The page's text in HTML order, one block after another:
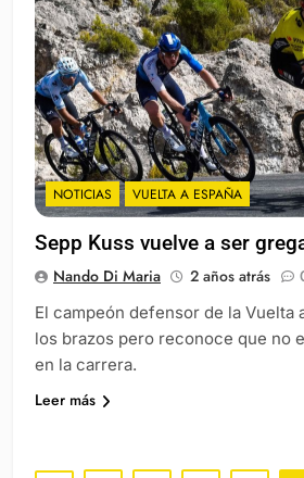
NOTICIAS VUELTA A ESPAÑA
Sepp Kuss vuelve a ser
Nando Di Maria 2 años atrás
El campeón defensor de la Vuelta
los brazos pero reconoce que no
en la carrera.
Leer más